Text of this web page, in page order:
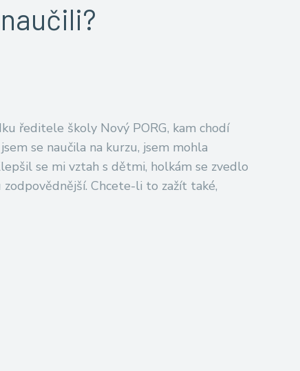
ředitele školy Nový PORG, kam chodí
se naučila na kurzu, jsem mohla
se mi vztah s dětmi, holkám se zvedlo
zodpovědnější. Chcete-li to zažít také,